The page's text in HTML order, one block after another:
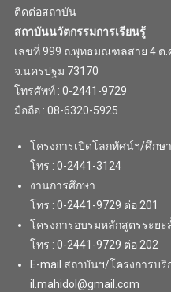
ติดต่อสถาบัน
สถาบันนวัตกรรมการเรียนรู้
เลขที่ 999 ถ.พุทธมณฑลสาย 4
จ.นครปฐม 73170
โทรศัพท์ : 0-2441-9729
มือถือ : 08-6320-5925
โครงการเปิดโลกทัศน์ฯ/ศึก
โทร : 0-2441-3124
งานการศึกษา
โทร : 0-2441-9729 ต่อ 201
โครงการอบรมหลักสูตรระยะ
โทร : 0-2441-9729 ต่อ 202
E-mail สถาบันฯ/โครงการบริ
il.mahidol@gmail.com